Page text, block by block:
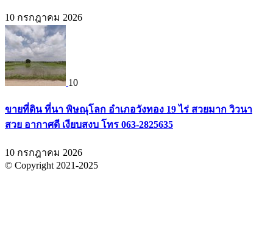
10 กรกฎาคม 2026
10
ขายที่ดิน ที่นา พิษณุโลก อำเภอวังทอง 19 ไร่ สวยมาก วิวนา
สวย อากาศดี เงียบสงบ โทร 063-2825635
10 กรกฎาคม 2026
© Copyright 2021-2025